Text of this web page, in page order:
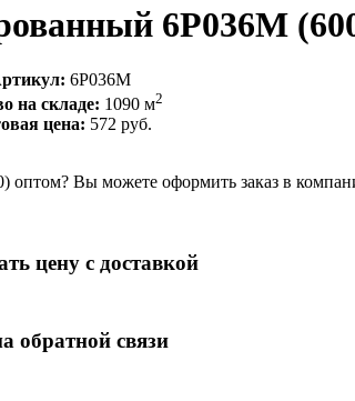
6P036M
6P036M
на складе: 1090 м2
цена: 572 руб.
оптом? Вы можете оформить заказ в
цену с доставкой
обратной связи